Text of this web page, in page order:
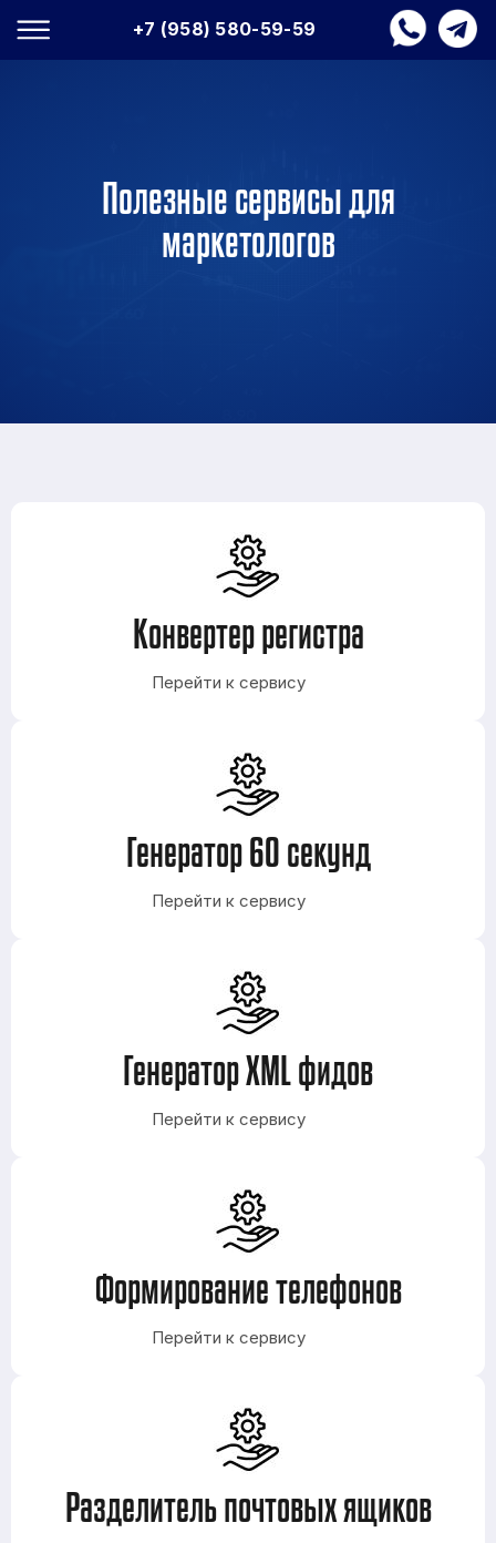
+7 (958) 580-59-59
Полезные сервисы для
маркетологов
Конвертер регистра
Перейти к сервису
Генератор 60 секунд
Перейти к сервису
Генератор XML фидов
Перейти к сервису
Формирование телефонов
Перейти к сервису
Разделитель почтовых ящиков